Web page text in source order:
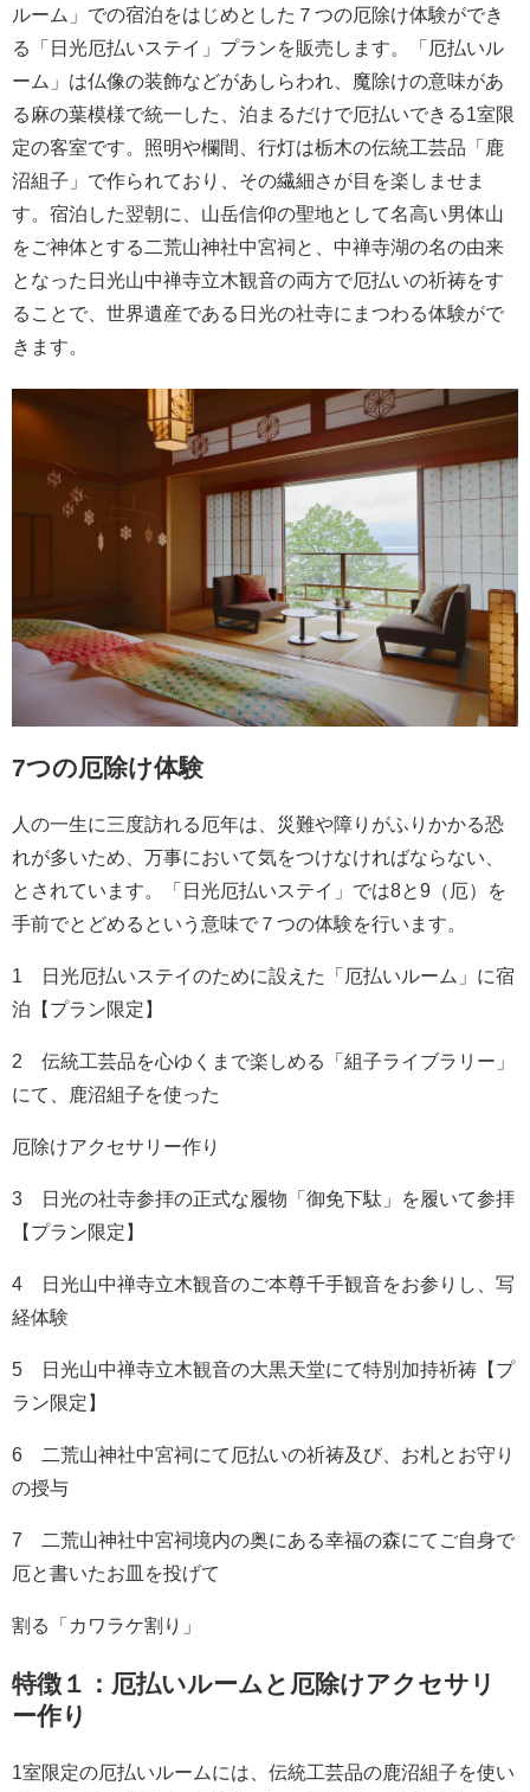
ルーム」での宿泊をはじめとした７つの厄除け体験ができ
る「日光厄払いステイ」プランを販売します。「厄払いル
ーム」は仏像の装飾などがあしらわれ、魔除けの意味があ
る麻の葉模様で統一した、泊まるだけで厄払いできる1室限
定の客室です。照明や欄間、行灯は栃木の伝統工芸品「鹿
沼組子」で作られており、その繊細さが目を楽しませま
す。宿泊した翌朝に、山岳信仰の聖地として名高い男体山
をご神体とする二荒山神社中宮祠と、中禅寺湖の名の由来
となった日光山中禅寺立木観音の両方で厄払いの祈祷をす
ることで、世界遺産である日光の社寺にまつわる体験がで
きます。
7つの厄除け体験
人の一生に三度訪れる厄年は、災難や障りがふりかかる恐
れが多いため、万事において気をつけなければならない、
とされています。「日光厄払いステイ」では8と9（厄）を
手前でとどめるという意味で７つの体験を行います。
1 日光厄払いステイのために設えた「厄払いルーム」に宿
泊【プラン限定】
2 伝統工芸品を心ゆくまで楽しめる「組子ライブラリー」
にて、鹿沼組子を使った
厄除けアクセサリー作り
3 日光の社寺参拝の正式な履物「御免下駄」を履いて参拝
【プラン限定】
4 日光山中禅寺立木観音のご本尊千手観音をお参りし、写
経体験
5 日光山中禅寺立木観音の大黒天堂にて特別加持祈祷【プ
ラン限定】
6 二荒山神社中宮祠にて厄払いの祈祷及び、お札とお守り
の授与
7 二荒山神社中宮祠境内の奥にある幸福の森にてご自身で
厄と書いたお皿を投げて
割る「カワラケ割り」
特徴１：厄払いルームと厄除けアクセサリ
ー作り
1室限定の厄払いルームには、伝統工芸品の鹿沼組子を使い